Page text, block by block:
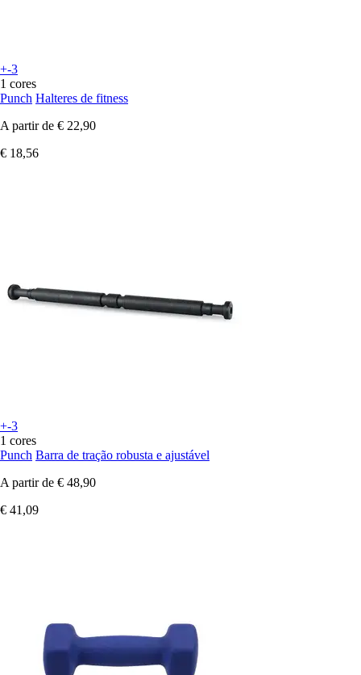
+-3
1 cores
Punch Halteres de fitness
A partir de € 22,90
€ 18,56
+-3
1 cores
Punch Barra de tração robusta e ajustável
A partir de € 48,90
€ 41,09